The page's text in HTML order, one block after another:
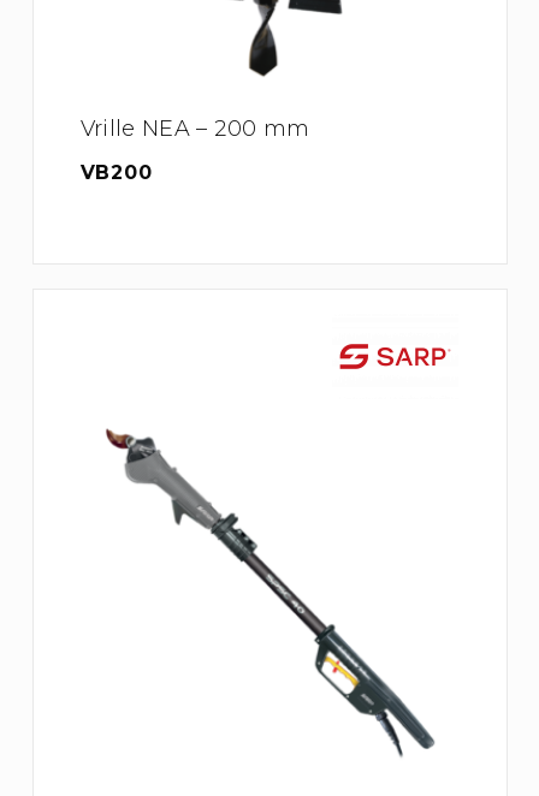
Vrille NEA – 200 mm
VB200